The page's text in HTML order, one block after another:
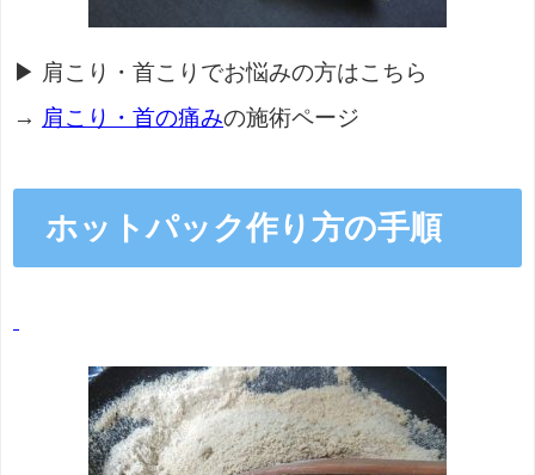
▶ 肩こり・首こりでお悩みの方はこちら
→ 肩こり・首の痛みの施術ページ
ホットパック作り方の手順